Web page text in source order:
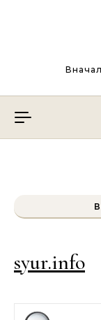
syur.info